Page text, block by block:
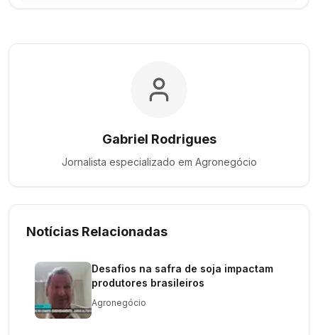
Gabriel Rodrigues
Jornalista especializado em Agronegócio
Notícias Relacionadas
Desafios na safra de soja impactam
produtores brasileiros
Agronegócio